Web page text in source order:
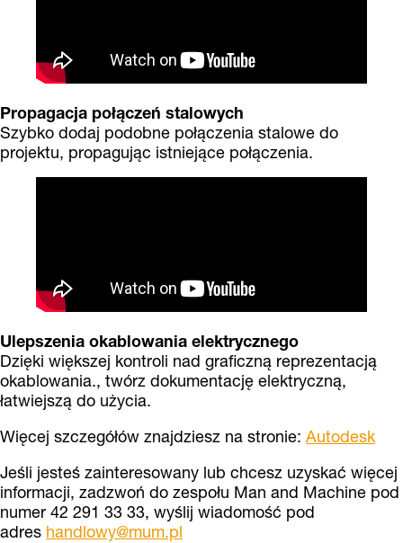
Propagacja połączeń stalowych
Szybko dodaj podobne połączenia stalowe do
projektu, propagując istniejące połączenia.
Ulepszenia okablowania elektrycznego
Dzięki większej kontroli nad graficzną reprezentacją
okablowania., twórz dokumentację elektryczną,
łatwiejszą do użycia.
Więcej szczegółów znajdziesz na stronie: Autodesk
Jeśli jesteś zainteresowany lub chcesz uzyskać więcej
informacji, zadzwoń do zespołu Man and Machine pod
numer 42 291 33 33, wyślij wiadomość pod
adres handlowy@mum.pl